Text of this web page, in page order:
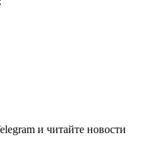
и читайте новости